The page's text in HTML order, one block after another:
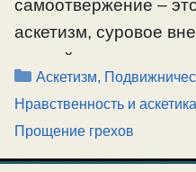
самоотвержение –
аскетизм, суровое
ранний подъем на
холодной водой,
на досках или голой
попробует такой
душевными
Рубрики
Аскетизм,
Нравственность и аскетика
Прощение грехов